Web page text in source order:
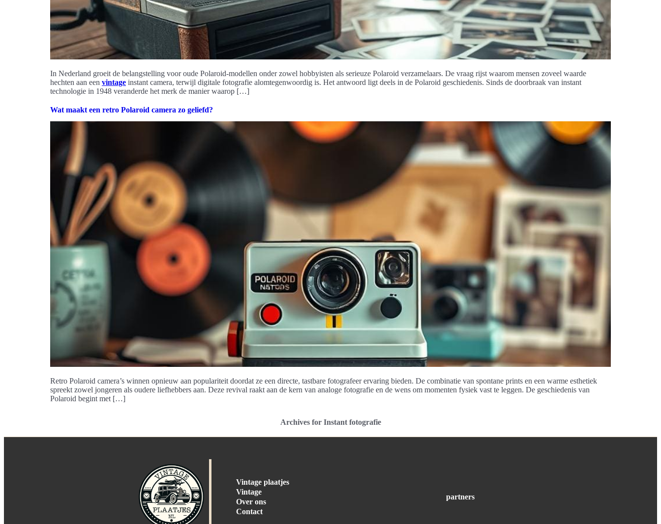
In Nederland groeit de belangstelling voor oude Polaroid-modellen onder zowel hobbyisten als serieuze Polaroid verzamelaars. De vraag rijst waarom mensen zoveel waarde
hechten aan een vintage instant camera, terwijl digitale fotografie alomtegenwoordig is. Het antwoord ligt deels in de Polaroid geschiedenis. Sinds de doorbraak van instant
technologie in 1948 veranderde het merk de manier waarop […]
Wat maakt een retro Polaroid camera zo geliefd?
Retro Polaroid camera’s winnen opnieuw aan populariteit doordat ze een directe, tastbare fotografeer ervaring bieden. De combinatie van spontane prints en een warme esthetiek
spreekt zowel jongeren als oudere liefhebbers aan. Deze revival raakt aan de kern van analoge fotografie en de wens om momenten fysiek vast te leggen. De geschiedenis van
Polaroid begint met […]
Archives for Instant fotografie
Vintage plaatjes
Vintage
Over ons
Contact
partners